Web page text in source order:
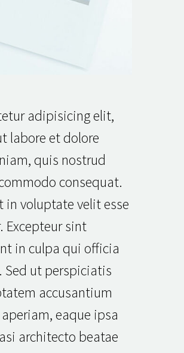
adipisicing elit,
labore et dolore
quis nostrud
consequat.
in voluptate velit esse
Excepteur sint
in culpa qui officia
ut perspiciatis
accusantium
eaque ipsa
architecto beatae